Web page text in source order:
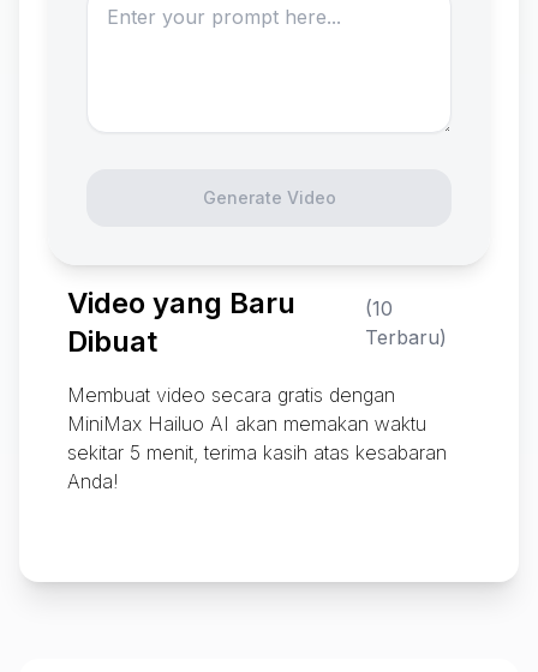
Generate Video
Video yang Baru
Dibuat
(10
Terbaru)
Membuat video secara gratis dengan
MiniMax Hailuo AI akan memakan waktu
sekitar 5 menit, terima kasih atas kesabaran
Anda!